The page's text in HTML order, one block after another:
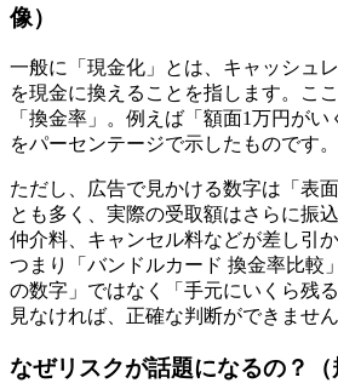
像）
一般に「現金化」とは、キャッシュ
を現金に換えることを指します。こ
「換金率」。例えば「額面1万円がい
をパーセンテージで示したものです。
ただし、広告で見かける数字は「表
とも多く、実際の受取額はさらに振
仲介料、キャンセル料などが差し引
つまり「バンドルカード 換金率比較
の数字」ではなく「手元にいくら残
見なければ、正確な判断ができません
なぜリスクが話題になるの？